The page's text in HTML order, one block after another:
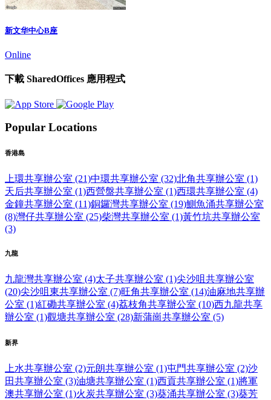
新文华中心B座
Online
下載 SharedOffices 應用程式
Popular Locations
香港島
上環共享辦公室 (21)中環共享辦公室 (32)北角共享辦公室 (1)
天后共享辦公室 (1)西營盤共享辦公室 (1)西環共享辦公室 (4)
金鐘共享辦公室 (11)銅鑼灣共享辦公室 (19)鰂魚涌共享辦公室
(8)灣仔共享辦公室 (25)柴灣共享辦公室 (1)黃竹坑共享辦公室
(3)
九龍
九龍灣共享辦公室 (4)太子共享辦公室 (1)尖沙咀共享辦公室
(20)尖沙咀東共享辦公室 (7)旺角共享辦公室 (14)油麻地共享辦
公室 (1)紅磡共享辦公室 (4)荔枝角共享辦公室 (10)西九龍共享
辦公室 (1)觀塘共享辦公室 (28)新蒲崗共享辦公室 (5)
新界
上水共享辦公室 (2)元朗共享辦公室 (1)屯門共享辦公室 (2)沙
田共享辦公室 (3)油塘共享辦公室 (1)西貢共享辦公室 (1)將軍
澳共享辦公室 (1)火炭共享辦公室 (3)葵涌共享辦公室 (3)葵芳